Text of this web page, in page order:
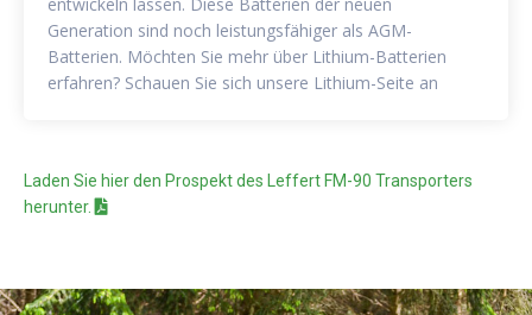
Generation sind noch leistungsfähiger als AGM-
Batterien. Möchten Sie mehr über Lithium-Batterien
erfahren? Schauen Sie sich unsere Lithium-Seite an
Laden Sie hier den Prospekt des Leffert FM-90 Transporters
herunter.